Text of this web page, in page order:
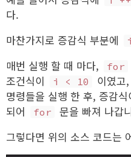
다.
마찬가지로 증감식 부분에
매번 실행 할 때 마다,
for
조건식이
i < 10 이였고,
명령들을 실행 한 후, 증감식
되어
for
문을 빠져 나갑
그렇다면 위의 소스 코드는